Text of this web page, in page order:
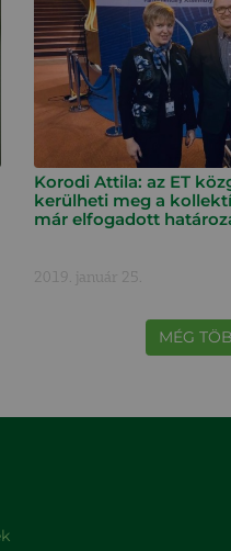
Korodi Attila: az ET
kerülheti meg a
már elfogadott
2019. január 25.
MÉG